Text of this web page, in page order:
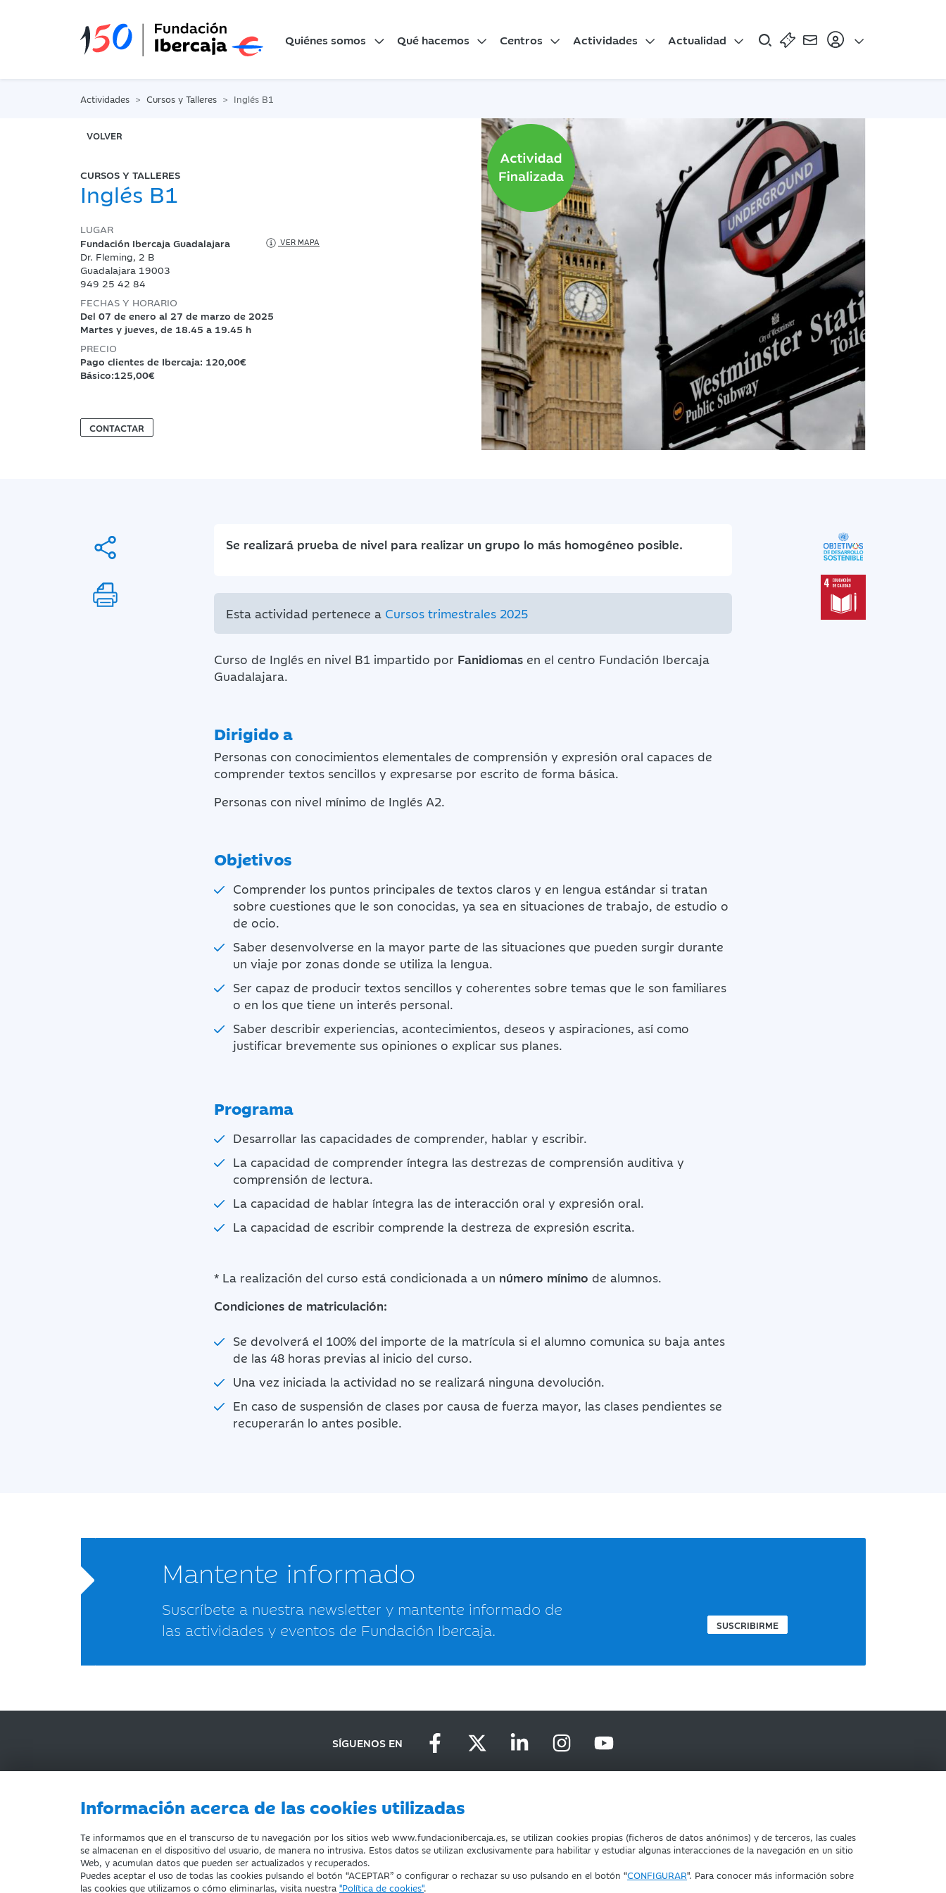
Información acerca de las cookies utilizadas
Te informamos que en el transcurso de tu navegación por los sitios web www.fundacionibercaja.es, se utilizan cookies propias (ficheros de datos anónimos) y de terceros, las cuales
se almacenan en el dispositivo del usuario, de manera no intrusiva. Estos datos se utilizan exclusivamente para habilitar y estudiar algunas interacciones de la navegación en un sitio
Web, y acumulan datos que pueden ser actualizados y recuperados.
Puedes aceptar el uso de todas las cookies pulsando el botón “ACEPTAR” o configurar o rechazar su uso pulsando en el botón “CONFIGURAR". Para conocer más información sobre
las cookies que utilizamos o cómo eliminarlas, visita nuestra "Política de cookies".
Quiénes somos Qué hacemos Centros Actividades Actualidad
Actividades Cursos y Talleres Inglés B1
VOLVER
CURSOS Y TALLERES
Inglés B1
LUGAR
Fundación Ibercaja Guadalajara
VER MAPA
Dr. Fleming, 2 B
Guadalajara 19003
949 25 42 84
FECHAS Y HORARIO
Del 07 de enero al 27 de marzo de 2025
Martes y jueves, de 18.45 a 19.45 h
PRECIO
Pago clientes de Ibercaja: 120,00€
Básico:125,00€
CONTACTAR
Se realizará prueba de nivel para realizar un grupo lo más homogéneo posible.
Esta actividad pertenece a Cursos trimestrales 2025
Curso de Inglés en nivel B1 impartido por Fanidiomas en el centro Fundación Ibercaja
Guadalajara.
Dirigido a
Personas con conocimientos elementales de comprensión y expresión oral capaces de
comprender textos sencillos y expresarse por escrito de forma básica.
Personas con nivel mínimo de Inglés A2.
Objetivos
Comprender los puntos principales de textos claros y en lengua estándar si tratan
sobre cuestiones que le son conocidas, ya sea en situaciones de trabajo, de estudio o
de ocio.
Saber desenvolverse en la mayor parte de las situaciones que pueden surgir durante
un viaje por zonas donde se utiliza la lengua.
Ser capaz de producir textos sencillos y coherentes sobre temas que le son familiares
o en los que tiene un interés personal.
Saber describir experiencias, acontecimientos, deseos y aspiraciones, así como
justificar brevemente sus opiniones o explicar sus planes.
Programa
Desarrollar las capacidades de comprender, hablar y escribir.
La capacidad de comprender íntegra las destrezas de comprensión auditiva y
comprensión de lectura.
La capacidad de hablar íntegra las de interacción oral y expresión oral.
La capacidad de escribir comprende la destreza de expresión escrita.
* La realización del curso está condicionada a un número mínimo de alumnos.
Condiciones de matriculación:
Se devolverá el 100% del importe de la matrícula si el alumno comunica su baja antes
de las 48 horas previas al inicio del curso.
Una vez iniciada la actividad no se realizará ninguna devolución.
En caso de suspensión de clases por causa de fuerza mayor, las clases pendientes se
recuperarán lo antes posible.
Mantente informado
Suscríbete a nuestra newsletter y mantente informado de
las actividades y eventos de Fundación Ibercaja.
SUSCRIBIRME
SÍGUENOS EN
AVISO LEGAL ACCESIBILIDAD PRIVACIDAD DEVOLUCIONES COOKIES
Fundación Bancaria Ibercaja. C.I.F. G-50000652.